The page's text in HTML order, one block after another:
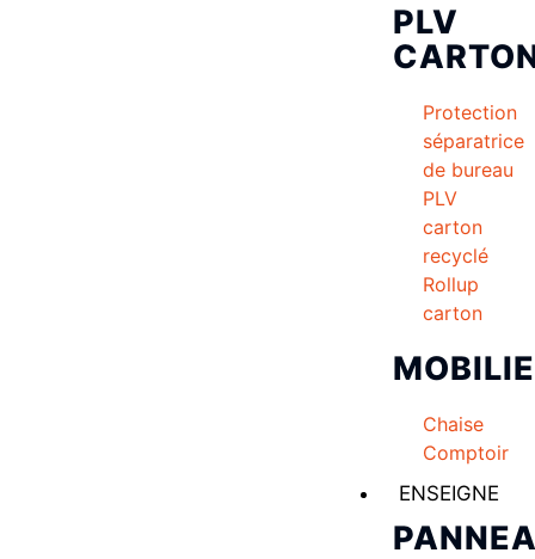
PLV
Protection
séparatrice
de bureau
PLV
carton
recyclé
Rollup
carton
Chaise
Comptoir
ENSEIGNE